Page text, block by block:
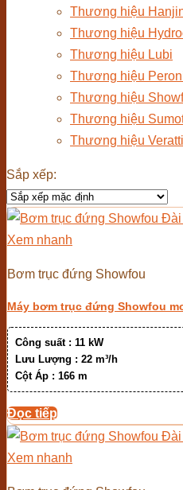
Thương hiệu
Thương hiệu
Thương hiệu Lubi
Thương hiệu
Thương hiệu
Thương hiệu
Thương hiệu Veratti
Sắp xếp:
Xem nhanh
Bơm trục đứng Showfou
Máy bơm trục đứng Showfou
Công suất : 11 kW
Lưu Lượng : 22 m³/h
Cột Áp : 166 m
Đọc tiếp
Xem nhanh